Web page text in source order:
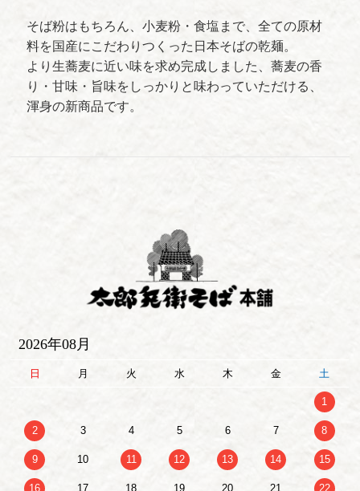
そば粉はもちろん、小麦粉・食塩まで、全ての原材
料を国産にこだわりつくった日本そばの乾麺。
より生蕎麦に近い味を求め完成しました、蕎麦の香
り・甘味・旨味をしっかりと味わっていただける、
渾身の新商品です。
2026年08月
日 月 火 水 木 金 土
1
2 3 4 5 6 7 8
9 10 11 12 13 14 15
16 17 18 19 20 21 22